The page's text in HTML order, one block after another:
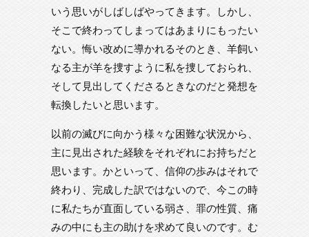
いう思いがしばしばやってきます。しかし、
そこで終わってしまってはあまりにもったい
ない。悔い改めに導かれるそのとき、羊飼い
なる主が羊を捜すように私を捜しておられ、
そして見出してくださるときなのだと発想を
転換したいと思います。
以前の滅びに向かう様々な困難な状況から、
主に見出された経験をそれぞれにお持ちだと
思います。かといって、信仰の歩みはそれで
終わり、完成した訳ではないので、今この時
に私たちが直面している弱さ、罪の性質、痛
みの中にも主の助けを求めて良いのです。む